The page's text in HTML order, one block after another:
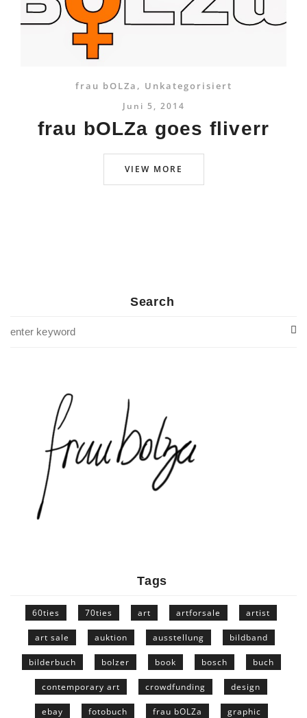
frau bOLZa , Unkategorisiert
Juni 5, 2014
frau bOLZa goes fliverr
VIEW MORE
Search
Tags
60ties 70ties art artforsale artist
art sale auktion ausstellung bildband
bilderbuch bolzer book bosch buch
contemporary art crowdfunding design
ebay fotobuch frau bOLZa graphic